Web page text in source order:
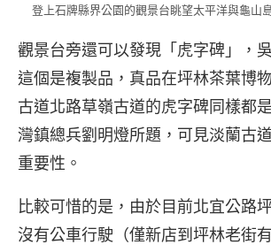
登上石牌縣界公園的觀景台眺望太平洋與龜山
觀景台旁還可以發現「虎字碑」，
這個是複製品，真品在坪林茶葉博
古道北路草嶺古道的虎字碑同樣都
灣鎮總兵劉明燈所題，可見淡蘭古
重要性。
比較可惜的是，由於目前北宜公路
沒有公車行駛（僅新店到坪林老街